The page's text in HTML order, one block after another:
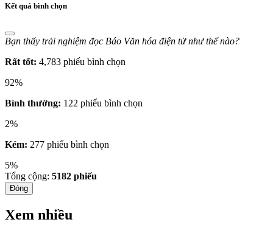
Kết quả bình chọn
Bạn thấy trải nghiệm đọc Báo Văn hóa điện tử như thế nào?
Rất tốt: 4,783 phiếu bình chọn
92%
Bình thường: 122 phiếu bình chọn
2%
Kém: 277 phiếu bình chọn
5%
Tổng cộng: 5182 phiếu
Đóng
Xem nhiều